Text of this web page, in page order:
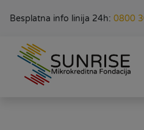
Besplatna info linija 24h: 0800